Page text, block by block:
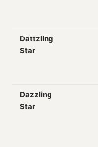
Dattzling
Star
Dazzling
Star